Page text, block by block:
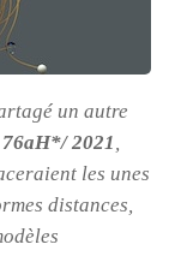
un autre
2021
les unes
distances,